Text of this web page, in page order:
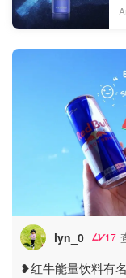
lyn_0 17
❥红牛能量饮料有